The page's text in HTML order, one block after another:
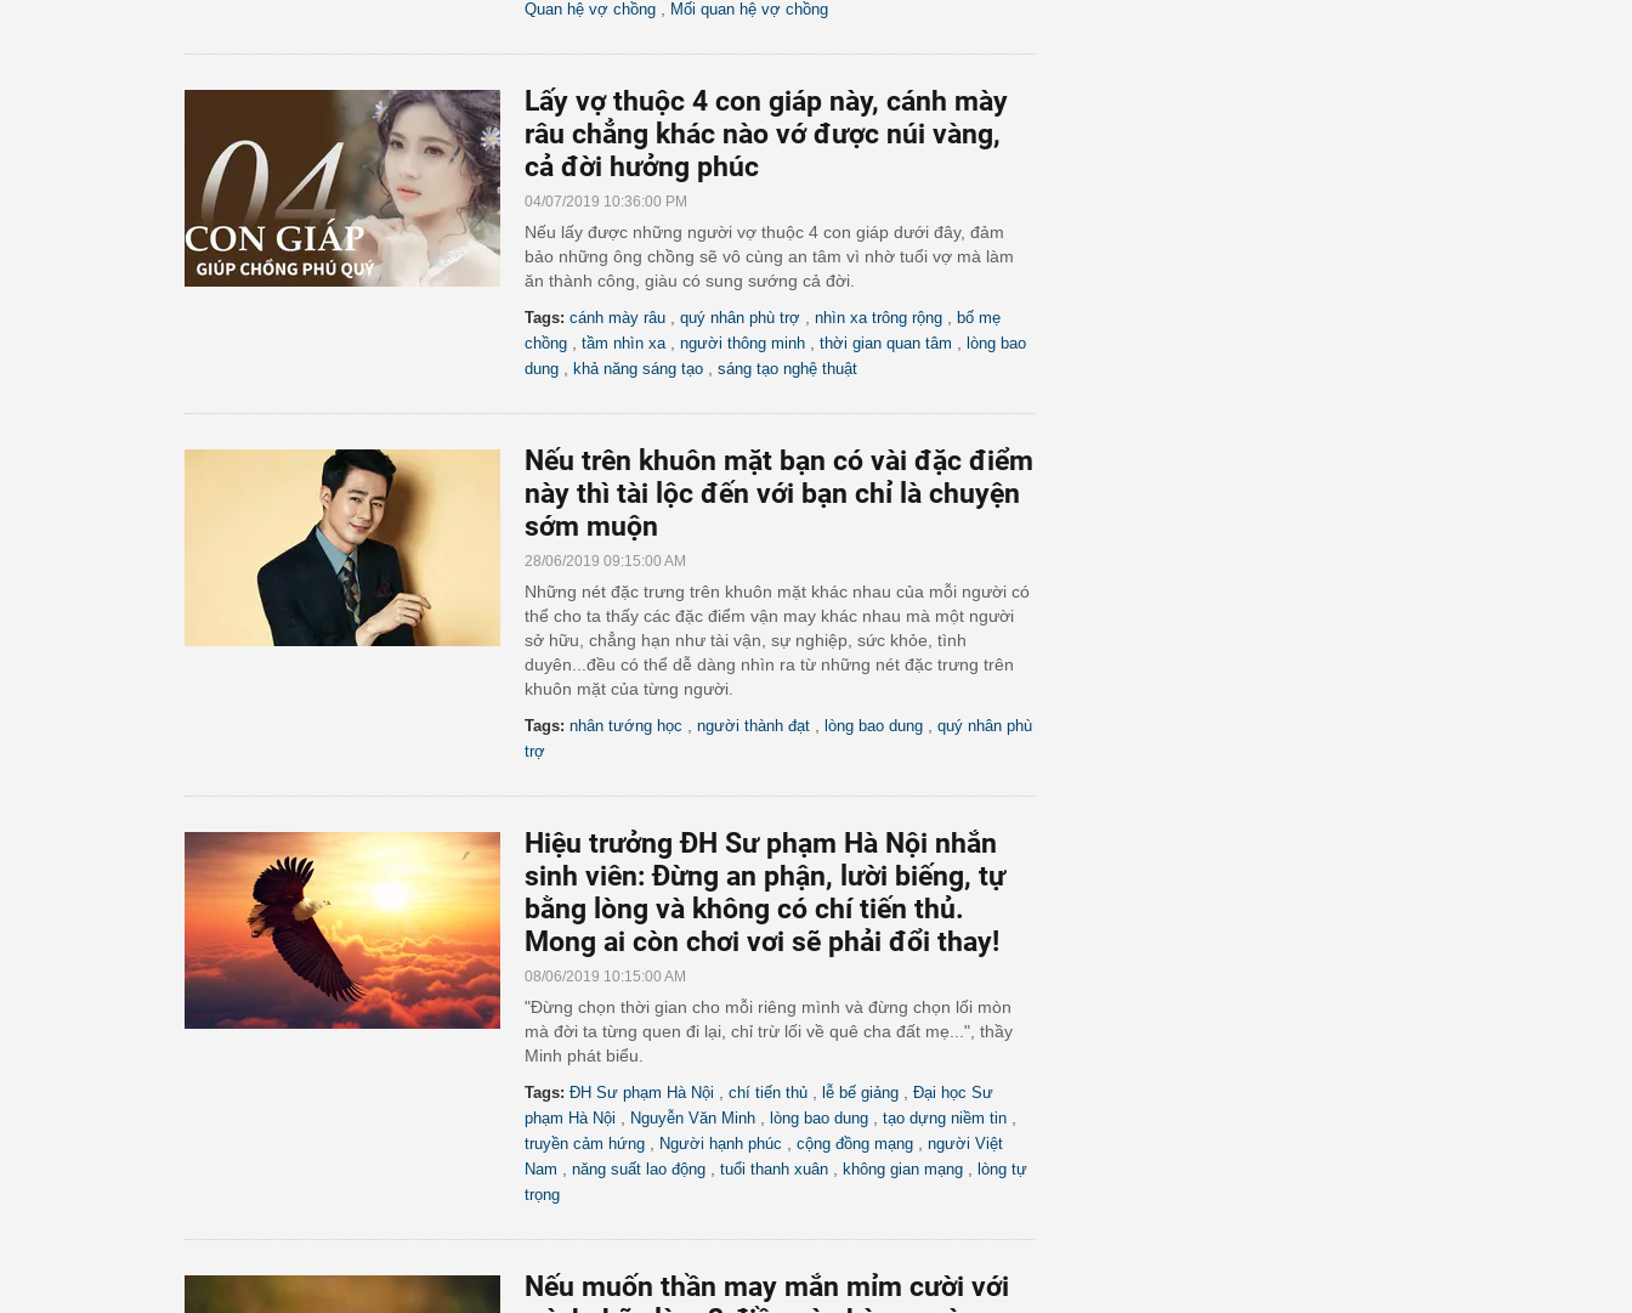
Quan hệ vợ chồng Mối quan hệ vợ chồng
Lấy vợ thuộc 4 con giáp này, cánh mày
râu chẳng khác nào vớ được núi vàng,
cả đời hưởng phúc
04/07/2019 10:36:00 PM
Nếu lấy được những người vợ thuộc 4 con giáp dưới đây, đảm
bảo những ông chồng sẽ vô cùng an tâm vì nhờ tuổi vợ mà làm
ăn thành công, giàu có sung sướng cả đời.
Tags: cánh mày râu quý nhân phù trợ nhìn xa trông rộng
bố mẹ
chồng
tầm nhìn xa người thông minh thời gian quan tâm
lòng bao
dung
khả năng sáng tạo sáng tạo nghệ thuật
Nếu trên khuôn mặt bạn có vài đặc điểm
này thì tài lộc đến với bạn chỉ là chuyện
sớm muộn
28/06/2019 09:15:00 AM
Những nét đặc trưng trên khuôn mặt khác nhau của mỗi người có
thể cho ta thấy các đặc điểm vận may khác nhau mà một người
sở hữu, chẳng hạn như tài vận, sự nghiệp, sức khỏe, tình
duyên...đều có thể dễ dàng nhìn ra từ những nét đặc trưng trên
khuôn mặt của từng người.
Tags: nhân tướng học người thành đạt lòng bao dung
quý nhân phù
trợ
Hiệu trưởng ĐH Sư phạm Hà Nội nhắn
sinh viên: Đừng an phận, lười biếng, tự
bằng lòng và không có chí tiến thủ.
Mong ai còn chơi vơi sẽ phải đổi thay!
08/06/2019 10:15:00 AM
"Đừng chọn thời gian cho mỗi riêng mình và đừng chọn lối mòn
mà đời ta từng quen đi lại, chỉ trừ lối về quê cha đất mẹ...", thầy
Minh phát biểu.
Tags: ĐH Sư phạm Hà Nội chí tiến thủ lễ bế giảng
Đại học Sư
phạm Hà Nội
Nguyễn Văn Minh lòng bao dung tạo dựng niềm tin
truyền cảm hứng Người hạnh phúc cộng đồng mạng
người Việt
Nam
năng suất lao động tuổi thanh xuân không gian mạng
lòng tự
trọng
Nếu muốn thần may mắn mỉm cười với